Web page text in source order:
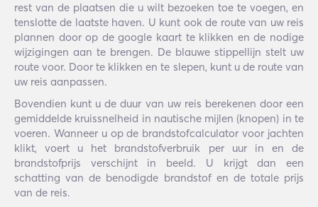
rest van de plaatsen die u wilt bezoeken toe te voegen, en
tenslotte de laatste haven. U kunt ook de route van uw reis
plannen door op de google kaart te klikken en de nodige
wijzigingen aan te brengen. De blauwe stippellijn stelt uw
route voor. Door te klikken en te slepen, kunt u de route van
uw reis aanpassen.
Bovendien kunt u de duur van uw reis berekenen door een
gemiddelde kruissnelheid in nautische mijlen (knopen) in te
voeren. Wanneer u op de brandstofcalculator voor jachten
klikt, voert u het brandstofverbruik per uur in en de
brandstofprijs verschijnt in beeld. U krijgt dan een
schatting van de benodigde brandstof en de totale prijs
van de reis.